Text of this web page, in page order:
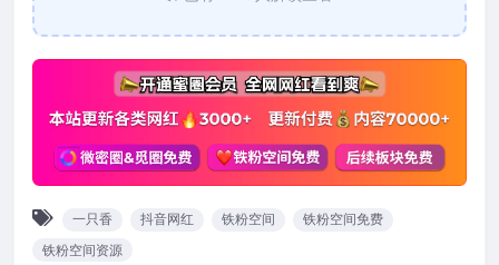
一只香 抖音网红 铁粉空间
铁粉空间免费
铁粉空间资源